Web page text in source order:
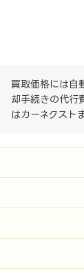
買取価格には自
却手続きの代行
はカーネクスト